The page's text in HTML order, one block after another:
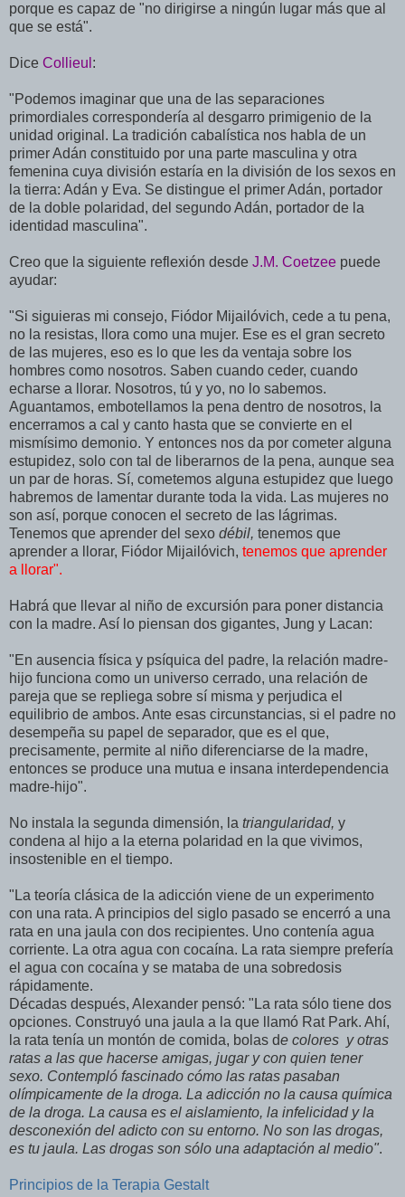
porque es capaz de "no dirigirse a ningún lugar más que al
que se está".
Dice Collieul :
"Podemos imaginar que una de las separaciones
primordiales correspondería al desgarro primigenio de la
unidad original. La tradición cabalística nos habla de un
primer Adán constituido por una parte masculina y otra
femenina cuya división estaría en la división de los sexos en
la tierra: Adán y Eva. Se distingue el primer Adán, portador
de la doble polaridad, del segundo Adán, portador de la
identidad masculina".
Creo que la siguiente reflexión desde J.M. Coetzee puede
ayudar:
"Si siguieras mi consejo, Fiódor Mijailóvich, cede a tu pena,
no la resistas, llora como una mujer. Ese es el gran secreto
de las mujeres, eso es lo que les da ventaja sobre los
hombres como nosotros. Saben cuando ceder, cuando
echarse a llorar. Nosotros, tú y yo, no lo sabemos.
Aguantamos, embotellamos la pena dentro de nosotros, la
encerramos a cal y canto hasta que se convierte en el
mismísimo demonio. Y entonces nos da por cometer alguna
estupidez, solo con tal de liberarnos de la pena, aunque sea
un par de horas. Sí, cometemos alguna estupidez que luego
habremos de lamentar durante toda la vida. Las mujeres no
son así, porque conocen el secreto de las lágrimas.
Tenemos que aprender del sexo débil, tenemos que
aprender a llorar, Fiódor Mijailóvich, tenemos que aprender
a llorar".
Habrá que llevar al niño de excursión para poner distancia
con la madre. Así lo piensan dos gigantes, Jung y Lacan:
"En ausencia física y psíquica del padre, la relación madre-
hijo funciona como un universo cerrado, una relación de
pareja que se repliega sobre sí misma y perjudica el
equilibrio de ambos. Ante esas circunstancias, si el padre no
desempeña su papel de separador, que es el que,
precisamente, permite al niño diferenciarse de la madre,
entonces se produce una mutua e insana interdependencia
madre-hijo".
No instala la segunda dimensión, la triangularidad, y
condena al hijo a la eterna polaridad en la que vivimos,
insostenible en el tiempo.
"La teoría clásica de la adicción viene de un experimento
con una rata. A principios del siglo pasado se encerró a una
rata en una jaula con dos recipientes. Uno contenía agua
corriente. La otra agua con cocaína. La rata siempre prefería
el agua con cocaína y se mataba de una sobredosis
rápidamente.
Décadas después, Alexander pensó: "La rata sólo tiene dos
opciones. Construyó una jaula a la que llamó Rat Park. Ahí,
la rata tenía un montón de comida, bolas de colores y otras
ratas a las que hacerse amigas, jugar y con quien tener
sexo. Contempló fascinado cómo las ratas pasaban
olímpicamente de la droga. La adicción no la causa química
de la droga. La causa es el aislamiento, la infelicidad y la
desconexión del adicto con su entorno. No son las drogas,
es tu jaula. Las drogas son sólo una adaptación al medio".
Principios de la Terapia Gestalt